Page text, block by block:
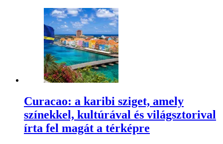
Curacao: a karibi sziget, amely
színekkel, kultúrával és világsztorival
írta fel magát a térképre